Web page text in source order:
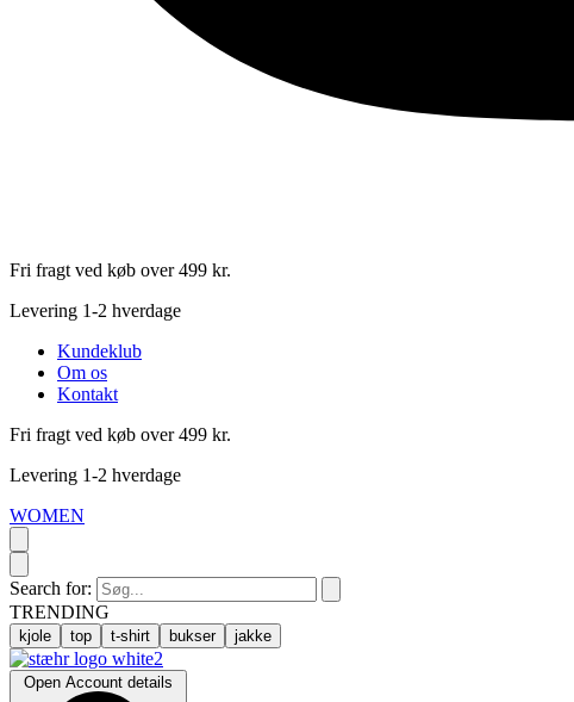
Fri fragt ved køb over 499 kr.
Levering 1-2 hverdage
Kundeklub
Om os
Kontakt
Fri fragt ved køb over 499 kr.
Levering 1-2 hverdage
WOMEN
Search for:
TRENDING
kjole top t-shirt bukser jakke
Open Account details